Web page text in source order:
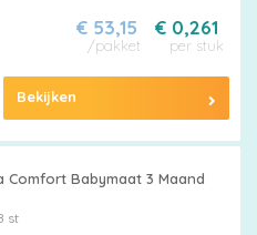
€ 0,261
per stuk
€ 53,15
/pakket
Bekijken
Comfort Babymaat 3 Maand
st